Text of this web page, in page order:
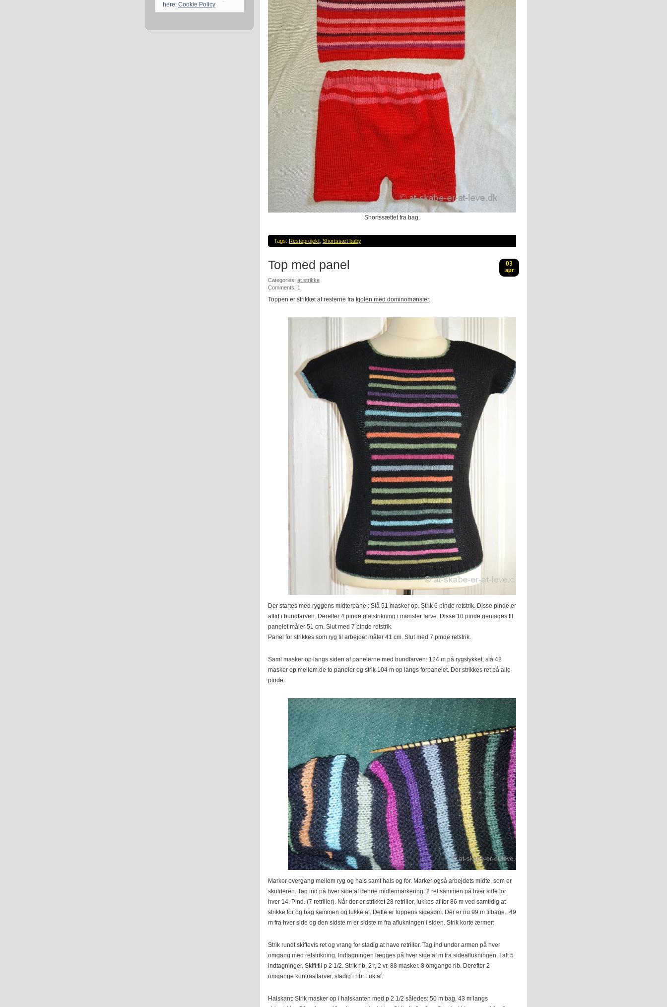
here: Cookie Policy
Shortssættet fra bag.
Tags: Resteprojekt Shortssæt baby
Top med panel 03
apr
Categories: at strikke
Comments: 1
Toppen er strikket af resterne fra kjolen med dominomønster.
Der startes med ryggens midterpanel: Slå 51 masker op. Strik 6 pinde retstrik. Disse pinde er
altid i bundfarven. Derefter 4 pinde glatstrikning i mønster farve. Disse 10 pinde gentages til
panelet måler 51 cm. Slut med 7 pinde retstrik.
Panel for strikkes som ryg til arbejdet måler 41 cm. Slut med 7 pinde retstrik.
Saml masker op langs siden af panelerne med bundfarven: 124 m på rygstykket, slå 42
masker op mellem de to paneler og strik 104 m op langs forpanelet. Der strikkes ret på alle
pinde.
Marker overgang mellem ryg og hals samt hals og for. Marker også arbejdets midte, som er
skulderen. Tag ind på hver side af denne midtermarkering. 2 ret sammen på hver side for
hver 14. Pind. (7 retriller). Når der er strikket 28 retriller, lukkes af for 86 m ved samtidig at
strikke for og bag sammen og lukke af. Dette er toppens sidesøm. Der er nu 99 m tilbage. 49
m fra hver side og den sidste m er sidste m fra aflukningen i siden. Strik korte ærmer:
Strik rundt skiftevis ret og vrang for stadig at have retriller. Tag ind under armen på hver
omgang med retstrikning. Indtagningen lægges på hver side af m fra sideaflukningen. I alt 5
indtagninger. Skift til p 2 1/2. Strik rib, 2 r, 2 vr. 88 masker. 8 omgange rib. Derefter 2
omgange kontrastfarver, stadig i rib. Luk af.
Halskant: Strik masker op i halskanten med p 2 1/2 således: 50 m bag, 43 m langs